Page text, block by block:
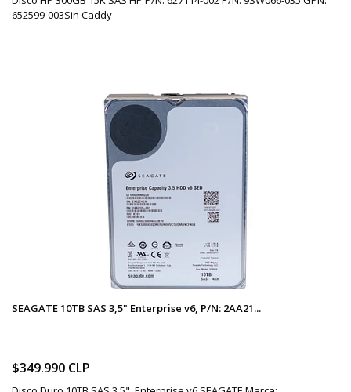
652599-003Sin Caddy
SEAGATE 10TB SAS 3,5" Enterprise v6, P/N: 2AA21...
$349.990 CLP